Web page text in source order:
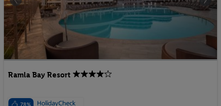
Ramla Bay Resort
78%